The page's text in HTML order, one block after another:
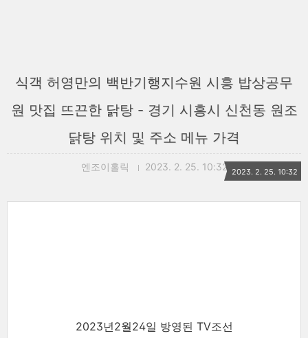
식객 허영만의 백반기행지수원 시흥 밥상공무
원 맛집 뜨끈한 닭탕 - 경기 시흥시 신천동 원조
닭탕 위치 및 주소 메뉴 가격
엔조이홀릭 2023. 2. 25. 10:32 2023. 2. 25. 10:32
2023년2월24일 방영된 TV조선